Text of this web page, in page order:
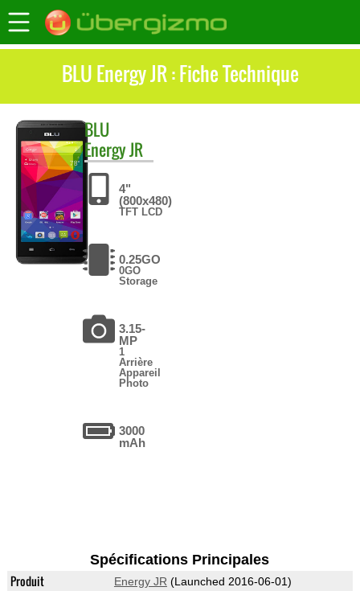
BLU Energy JR : Fiche Technique
BLU
Energy JR
4"
(800x480)
TFT LCD
0.25GO
0GO
Storage
3.15-
MP
1
Arrière
Appareil
Photo
3000
mAh
Spécifications Principales
Produit Energy JR (Launched 2016-06-01)